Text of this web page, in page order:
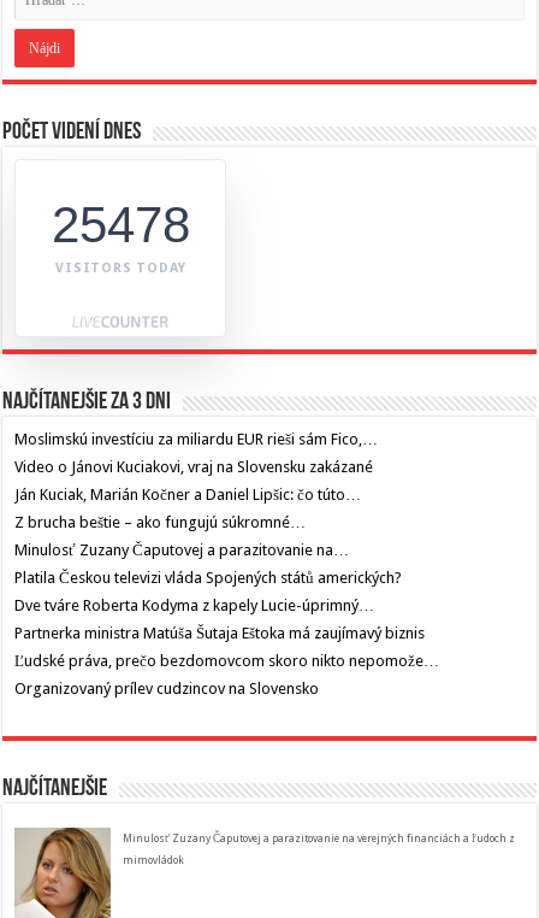
Počet videní dnes
25478
VISITORS TODAY
Najčítanejšie za 3 dni
Moslimskú investíciu za miliardu EUR rieši sám Fico,…
Video o Jánovi Kuciakovi, vraj na Slovensku zakázané
Ján Kuciak, Marián Kočner a Daniel Lipšic: čo túto…
Z brucha beštie – ako fungujú súkromné…
Minulosť Zuzany Čaputovej a parazitovanie na…
Platila Českou televizi vláda Spojených států amerických?
Dve tváre Roberta Kodyma z kapely Lucie-úprimný…
Partnerka ministra Matúša Šutaja Eštoka má zaujímavý biznis
Ľudské práva, prečo bezdomovcom skoro nikto nepomože…
Organizovaný prílev cudzincov na Slovensko
Najčítanejšie
Minulosť Zuzany Čaputovej a parazitovanie na verejných financiách a ľudoch z
mimovládok